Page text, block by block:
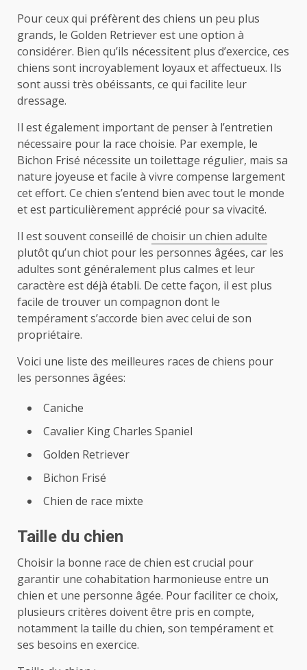
Pour ceux qui préfèrent des chiens un peu plus
grands, le Golden Retriever est une option à
considérer. Bien qu’ils nécessitent plus d’exercice, ces
chiens sont incroyablement loyaux et affectueux. Ils
sont aussi très obéissants, ce qui facilite leur
dressage.
Il est également important de penser à l’entretien
nécessaire pour la race choisie. Par exemple, le
Bichon Frisé nécessite un toilettage régulier, mais sa
nature joyeuse et facile à vivre compense largement
cet effort. Ce chien s’entend bien avec tout le monde
et est particulièrement apprécié pour sa vivacité.
Il est souvent conseillé de choisir un chien adulte
plutôt qu’un chiot pour les personnes âgées, car les
adultes sont généralement plus calmes et leur
caractère est déjà établi. De cette façon, il est plus
facile de trouver un compagnon dont le
tempérament s’accorde bien avec celui de son
propriétaire.
Voici une liste des meilleures races de chiens pour
les personnes âgées:
Caniche
Cavalier King Charles Spaniel
Golden Retriever
Bichon Frisé
Chien de race mixte
Taille du chien
Choisir la bonne race de chien est crucial pour
garantir une cohabitation harmonieuse entre un
chien et une personne âgée. Pour faciliter ce choix,
plusieurs critères doivent être pris en compte,
notamment la taille du chien, son tempérament et
ses besoins en exercice.